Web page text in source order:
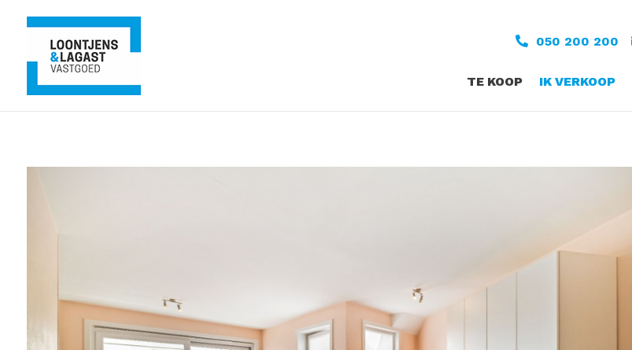
050 200 200
TE KOOP IK VERKOOP